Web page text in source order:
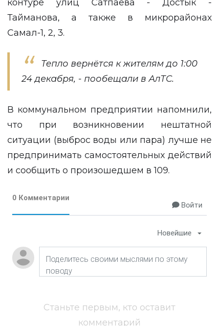
контуре улиц Сатпаева - Достык -
Тайманова, а также в микрорайонах
Самал-1, 2, 3.
Тепло вернётся к жителям до 1:00
24 декабря, - пообещали в АлТС.
В коммунальном предприятии напомнили,
что при возникновении нештатной
ситуации (выброс воды или пара) лучше не
предпринимать самостоятельных действий
и сообщить о произошедшем в 109.
0 Комментарии
Войти
Новейшие
Станьте первым, кто оставит
комментарий